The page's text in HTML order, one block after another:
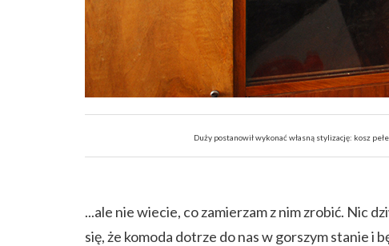
Duży postanowił wykonać własną stylizację: kosz
...ale nie wiecie, co zamierzam z nim zrobić. Nic
się, że komoda dotrze do nas w gorszym stanie i